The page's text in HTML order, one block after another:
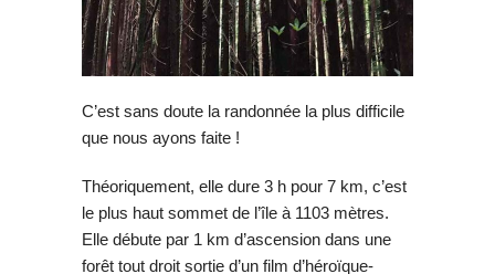
C’est sans doute la randonnée la plus difficile
que nous ayons faite !
Théoriquement, elle dure 3 h pour 7 km, c’est
le plus haut sommet de l’île à 1103 mètres.
Elle débute par 1 km d’ascension dans une
forêt tout droit sortie d’un film d’héroïque-